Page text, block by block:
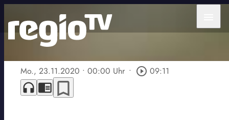
Mo., 23.11.2020 • 00:00 Uhr • play_circle_outline 09:11
headphones chrome_reader_mode bookmark_border